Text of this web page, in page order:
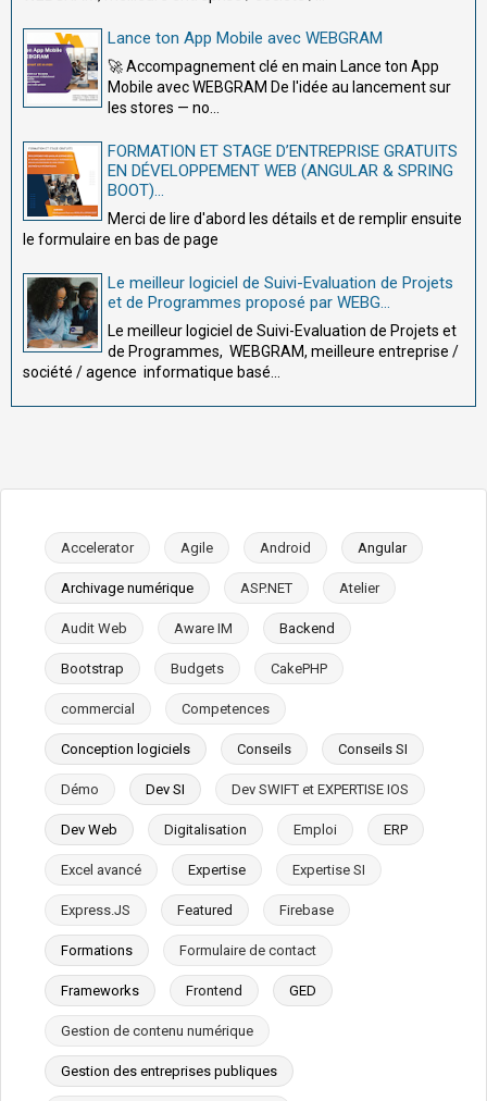
Lance ton App Mobile avec WEBGRAM
🚀 Accompagnement clé en main Lance ton App
Mobile avec WEBGRAM De l'idée au lancement sur
les stores — no...
FORMATION ET STAGE D’ENTREPRISE GRATUITS
EN DÉVELOPPEMENT WEB (ANGULAR & SPRING
BOOT)...
Merci de lire d'abord les détails et de remplir ensuite
le formulaire en bas de page
Le meilleur logiciel de Suivi-Evaluation de Projets
et de Programmes proposé par WEBG...
Le meilleur logiciel de Suivi-Evaluation de Projets et
de Programmes, WEBGRAM, meilleure entreprise /
société / agence informatique basé...
Accelerator Agile Android Angular
Archivage numérique ASP.NET Atelier
Audit Web Aware IM Backend
Bootstrap Budgets CakePHP
commercial Competences
Conception logiciels Conseils Conseils SI
Démo Dev SI Dev SWIFT et EXPERTISE IOS
Dev Web Digitalisation Emploi ERP
Excel avancé Expertise Expertise SI
Express.JS Featured Firebase
Formations Formulaire de contact
Frameworks Frontend GED
Gestion de contenu numérique
Gestion des entreprises publiques